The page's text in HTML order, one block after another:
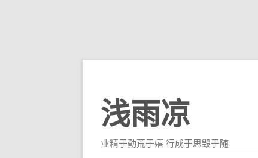
浅雨凉
业精于勤荒于嬉 行成于思毁于随